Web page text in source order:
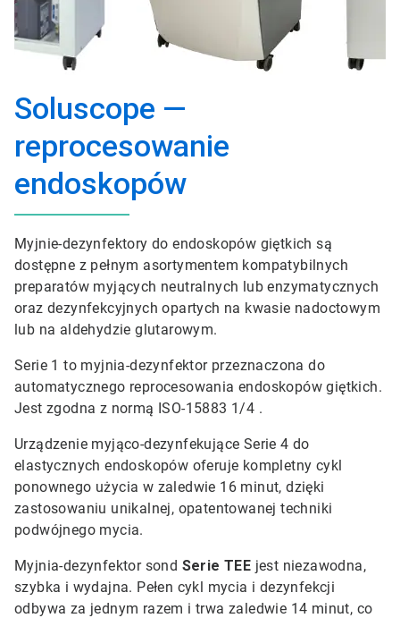
Soluscope —
reprocesowanie
endoskopów
Myjnie-dezynfektory do endoskopów giętkich są
dostępne z pełnym asortymentem kompatybilnych
preparatów myjących neutralnych lub enzymatycznych
oraz dezynfekcyjnych opartych na kwasie nadoctowym
lub na aldehydzie glutarowym.
Serie 1 to myjnia-dezynfektor przeznaczona do
automatycznego reprocesowania endoskopów giętkich.
Jest zgodna z normą ISO-15883 1/4 .
Urządzenie myjąco-dezynfekujące Serie 4 do
elastycznych endoskopów oferuje kompletny cykl
ponownego użycia w zaledwie 16 minut, dzięki
zastosowaniu unikalnej, opatentowanej techniki
podwójnego mycia.
Myjnia-dezynfektor sond Serie TEE jest niezawodna,
szybka i wydajna. Pełen cykl mycia i dezynfekcji
odbywa za jednym razem i trwa zaledwie 14 minut, co